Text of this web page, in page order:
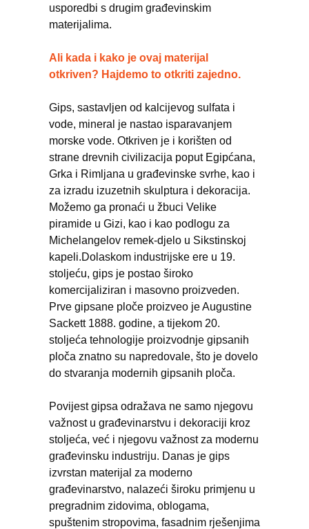
usporedbi s drugim građevinskim
materijalima.
Ali kada i kako je ovaj materijal
otkriven? Hajdemo to otkriti zajedno.
Gips, sastavljen od kalcijevog sulfata i
vode, mineral je nastao isparavanjem
morske vode. Otkriven je i korišten od
strane drevnih civilizacija poput Egipćana,
Grka i Rimljana u građevinske svrhe, kao i
za izradu izuzetnih skulptura i dekoracija.
Možemo ga pronaći u žbuci Velike
piramide u Gizi, kao i kao podlogu za
Michelangelov remek-djelo u Sikstinskoj
kapeli.Dolaskom industrijske ere u 19.
stoljeću, gips je postao široko
komercijaliziran i masovno proizveden.
Prve gipsane ploče proizveo je Augustine
Sackett 1888. godine, a tijekom 20.
stoljeća tehnologije proizvodnje gipsanih
ploča znatno su napredovale, što je dovelo
do stvaranja modernih gipsanih ploča.
Povijest gipsa odražava ne samo njegovu
važnost u građevinarstvu i dekoraciji kroz
stoljeća, već i njegovu važnost za modernu
građevinsku industriju. Danas je gips
izvrstan materijal za moderno
građevinarstvo, nalazeći široku primjenu u
pregradnim zidovima, oblogama,
spuštenim stropovima, fasadnim rješenjima